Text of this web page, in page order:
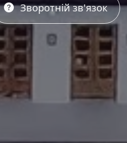
Зворотній зв'язок